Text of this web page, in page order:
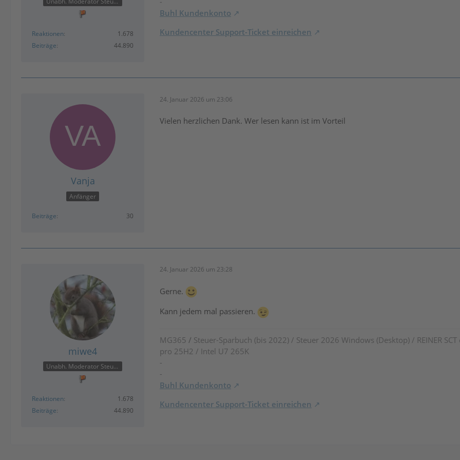
Reaktionen
1.678
Beiträge
44.890
Buhl Kundenkonto
Kundencenter Support-Ticket einreichen
Vanja
Anfänger
Beiträge 30
24. Januar 2026 um 23:06
Vielen herzlichen Dank. Wer lesen kann ist im Vorteil
miwe4
Unabh. Moderator Steuer
Reaktionen
1.678
Beiträge
44.890
24. Januar 2026 um 23:28
Gerne.
Kann jedem mal passieren.
MG365 / Steuer-Sparbuch (bis 2022) / Steuer 2026 Windows (Desktop) / REINER
pro 25H2 / Intel U7 265K
-
-
Buhl Kundenkonto
Kundencenter Support-Ticket einreichen